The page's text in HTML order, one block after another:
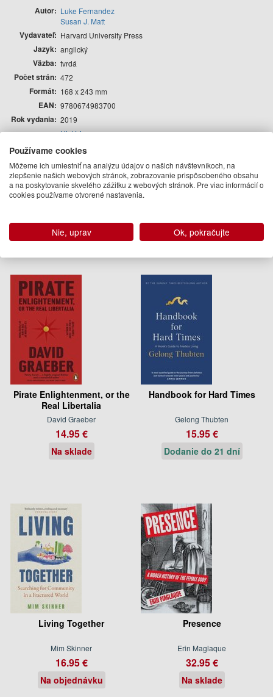
Autor
Luke Fernandez
Susan J. Matt
Vydavateľ Harvard University Press
Jazyk anglický
Väzba tvrdá
Počet strán 472
Formát 168 x 243 mm
EAN 9780674983700
Rok vydania 2019
História
Autor
Luke Fernandez
Podobné knihy
Pirate Enlightenment, or the
Real Libertalia
David Graeber
14.95 €
Na sklade
Handbook for Hard Times
Gelong Thubten
15.95 €
Dodanie do 21 dní
Living Together
Mim Skinner
16.95 €
Na objednávku
Presence
Erin Maglaque
32.95 €
Na sklade
Používame cookies
Môžeme ich umiestniť na analýzu údajov o našich návštevníkoch, na
zlepšenie našich webových stránok, zobrazovanie prispôsobeného obsahu
a na poskytovanie skvelého zážitku z webových stránok. Pre viac informácií o
cookies používame otvorené nastavenia.
Nie, uprav Ok, pokračujte